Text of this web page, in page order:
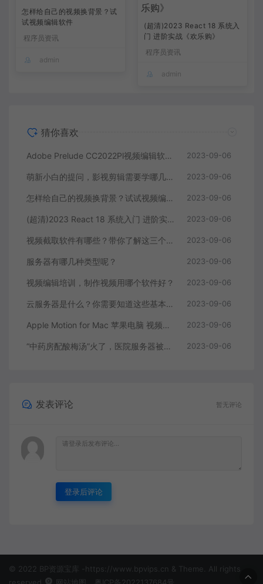
怎样给自己的视频换背景？试
试视频编辑软件
程序员资讯
admin
(超清)2023 React 18 系统入
门 进阶实战《欢乐购》
程序员资讯
admin
猜你喜欢
Adobe Prelude CC2022Pl视频编辑软件中文直装版 2023-09-06
萌新小白的提问，影视剪辑需要学哪几个软件？ 2023-09-06
怎样给自己的视频换背景？试试视频编辑软件 2023-09-06
(超清)2023 React 18 系统入门 进阶实战《欢乐购》 2023-09-06
视频截取软件有哪些？带你了解这三个视频编辑软件 2023-09-06
服务器有哪几种类型呢？ 2023-09-06
视频编辑培训，制作视频用哪个软件好？ 2023-09-06
云服务器是什么？你需要知道这些基本知识 2023-09-06
Apple Motion for Mac 苹果电脑 视频编辑软件 2023-09-06
“中药房配酸梅汤”火了，医院服务器被挤爆，网友：更适合中国宝宝体质 2023-09-06
发表评论 暂无评论
登录后评论
© 2022 BP资源宝库 -https://www.bpvips.cn & Theme. All rights